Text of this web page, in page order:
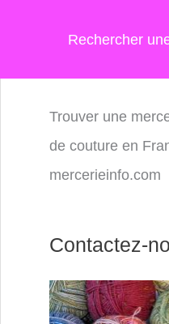
Rechercher
Trouver une
de couture en
mercerieinfo.com
Contactez-